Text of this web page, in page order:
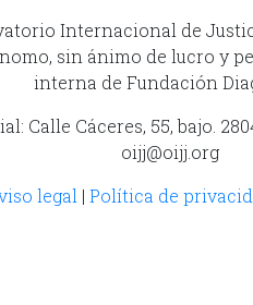
Internacional de
sin ánimo de lucro y
interna de Fundación
Calle Cáceres, 55, bajo.
oijj@oijj.org
legal | Política de